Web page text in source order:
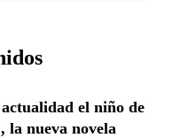
el niño de
la nueva novela